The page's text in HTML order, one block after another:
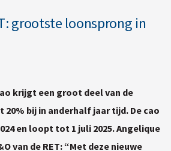
grootste loonsprong in
krijgt een groot deel van de
20% bij in anderhalf jaar tijd. De cao
en loopt tot 1 juli 2025. Angelique
van de RET: “Met deze nieuwe